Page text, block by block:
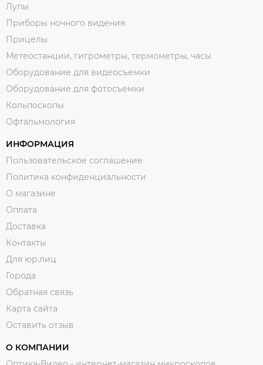
Лупы
Приборы ночного видения
Прицелы
Метеостанции, гигрометры, термометры, часы
Оборудование для видеосъемки
Оборудование для фотосъемки
Кольпоскопы
Офтальмология
ИНФОРМАЦИЯ
Пользовательское соглашение
Политика конфиденциальности
О магазине
Оплата
Доставка
Контакты
Для юр.лиц
Города
Обратная связь
Карта сайта
Оставить отзыв
О КОМПАНИИ